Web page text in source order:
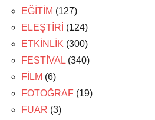
EĞİTİM (127)
ELEŞTİRİ (124)
ETKİNLİK (300)
FESTİVAL (340)
FİLM (6)
FOTOĞRAF (19)
FUAR (3)